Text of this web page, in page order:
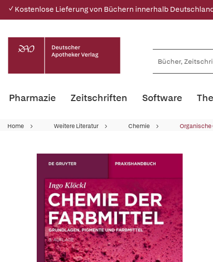
✓ Kostenlose Lieferung von Büchern innerhalb
Pharmazie Zeitschriften Software
Home Weitere Literatur Chemie Organische